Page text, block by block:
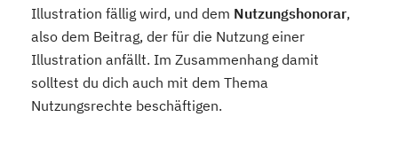
Illustration fällig wird, und dem Nutzungshonorar,
also dem Beitrag, der für die Nutzung einer
Illustration anfällt. Im Zusammenhang damit
solltest du dich auch mit dem Thema
Nutzungsrechte beschäftigen.